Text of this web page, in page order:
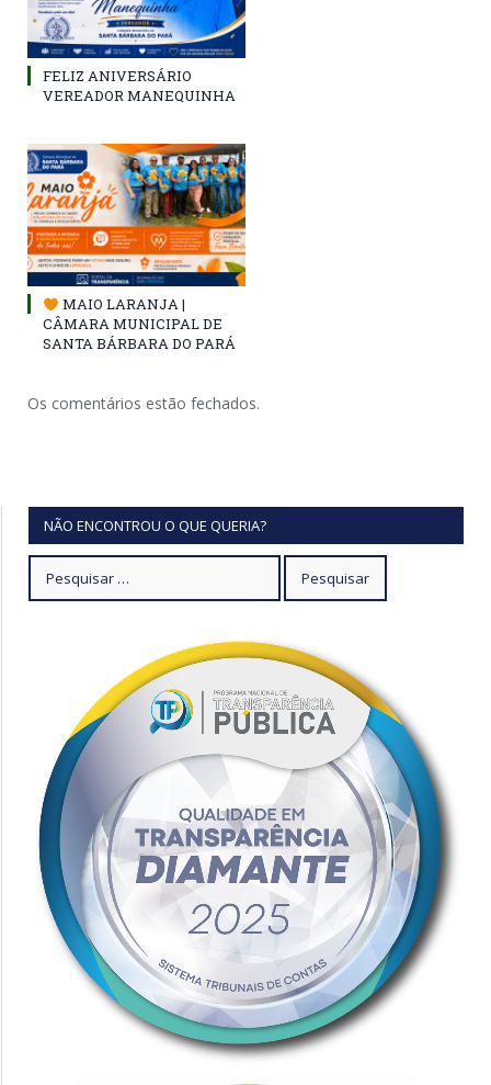
FELIZ ANIVERSÁRIO
VEREADOR MANEQUINHA
MAIO LARANJA |
CÂMARA MUNICIPAL DE
SANTA BÁRBARA DO PARÁ
Os comentários estão fechados.
NÃO ENCONTROU O QUE QUERIA?